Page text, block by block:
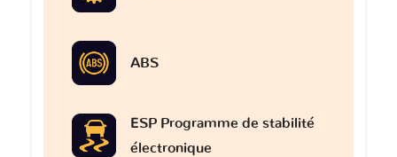
ABS
ESP Programme de stabilité
électronique